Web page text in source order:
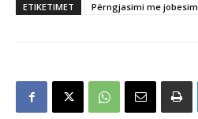
ETIKETIMET Përngjasimi me